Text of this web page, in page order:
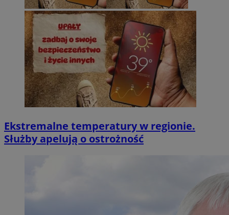
Ekstremalne temperatury w regionie.
Służby apelują o ostrożność